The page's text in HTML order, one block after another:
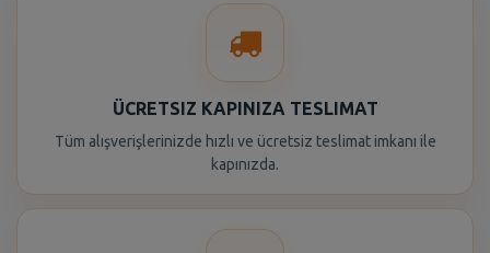
ÜCRETSIZ KAPINIZA TESLIMAT
Tüm alışverişlerinizde hızlı ve ücretsiz teslimat imkanı ile
kapınızda.